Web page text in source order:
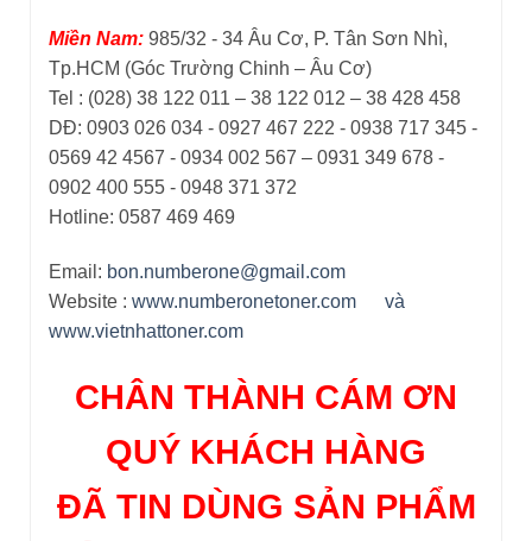
Miền Nam: 985/32 - 34 Âu Cơ, P. Tân Sơn Nhì,
Tp.HCM (Góc Trường Chinh – Âu Cơ)
Tel : (028) 38 122 011 – 38 122 012 – 38 428 458
DĐ: 0903 026 034 - 0927 467 222 - 0938 717 345 -
0569 42 4567 - 0934 002 567 – 0931 349 678 -
0902 400 555 - 0948 371 372
Hotline: 0587 469 469
Email: bon.numberone@gmail.com
Website : www.numberonetoner.com và
www.vietnhattoner.com
CHÂN THÀNH CÁM ƠN
QUÝ KHÁCH HÀNG
ĐÃ TIN DÙNG SẢN PHẨM